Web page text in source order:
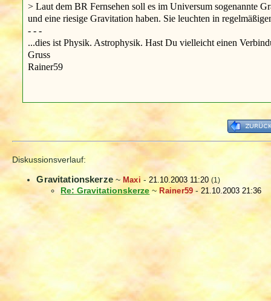
> Laut dem BR Fernsehen soll es im Universum sogenannte
und eine riesige Gravitation haben. Sie leuchten in
- - -
...dies ist Physik. Astrophysik. Hast Du vielleicht einen
Gruss
Rainer59
Diskussionsverlauf:
Gravitationskerze~ Maxi - 21.10.2003 11:20 (1)
Re: Gravitationskerze ~Rainer59 -21.10.2003 21:36